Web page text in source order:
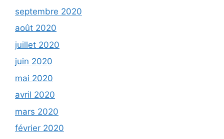
septembre 2020
août 2020
juillet 2020
juin 2020
mai 2020
avril 2020
mars 2020
février 2020